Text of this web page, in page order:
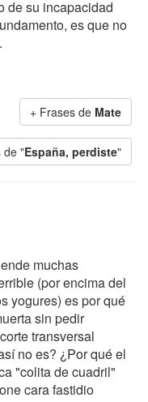
de su incapacidad
es que no
+ Frases de Mate
de "España, perdiste"
muchas
(por encima del
yogures) es por qué
sin pedir
transversal
no es? ¿Por qué el
"colita de cuadril"
cara fastidio